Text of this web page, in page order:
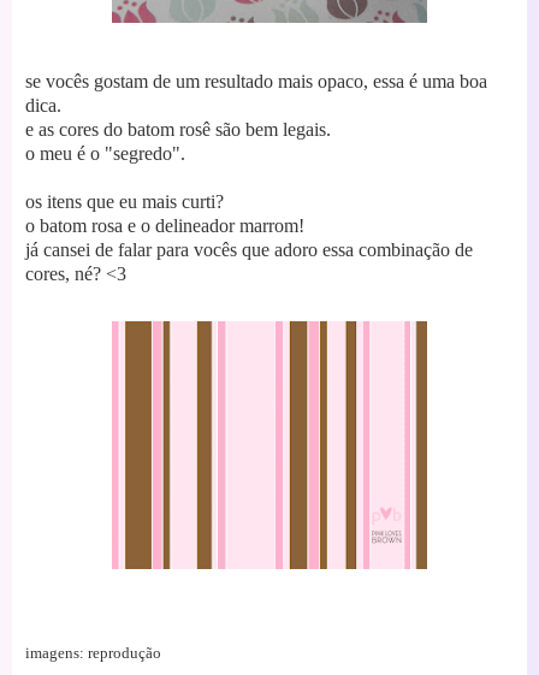
se vocês gostam de um resultado mais opaco, essa é uma boa
dica.
e as cores do batom rosê são bem legais.
o meu é o "segredo".
os itens que eu mais curti?
o batom rosa e o delineador marrom!
já cansei de falar para vocês que adoro essa combinação de
cores, né? <3
imagens: reprodução